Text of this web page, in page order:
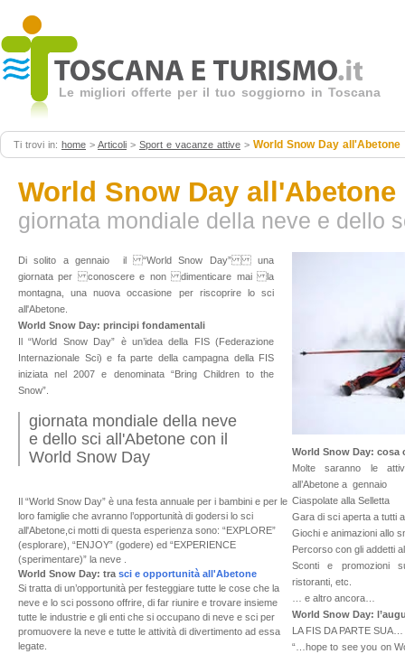
Le migliori offerte per il tuo soggiorno in Toscana
Ti trovi in: home > Articoli > Sport e vacanze attive > World Snow Day all'Abetone
World Snow Day all'Abetone
giornata mondiale della neve e dello
Di solito a gennaio il “World Snow Day” una
giornata per conoscere e non dimenticare mai la
montagna, una nuova occasione per riscoprire lo sci
all'Abetone.
World Snow Day: principi fondamentali
Il “World Snow Day” è un’idea della FIS (Federazione
Internazionale Sci) e fa parte della campagna della FIS
iniziata nel 2007 e denominata “Bring Children to the
Snow”.
giornata mondiale della neve
e dello sci all'Abetone con il
World Snow Day
Il “World Snow Day” è una festa annuale per i bambini e per le
loro famiglie che avranno l’opportunità di godersi lo sci
all'Abetone,ci motti di questa esperienza sono: “EXPLORE”
(esplorare), “ENJOY” (godere) ed “EXPERIENCE
(sperimentare)” la neve .
World Snow Day: tra sci e opportunità all'Abetone
Si tratta di un’opportunità per festeggiare tutte le cose che la
neve e lo sci possono offrire, di far riunire e trovare insieme
tutte le industrie e gli enti che si occupano di neve e sci per
promuovere la neve e tutte le attività di divertimento ad essa
legate.
World Snow Day: cosa
Molte saranno le
all’Abetone a gennaio
Ciaspolate alla Selletta
Gara di sci aperta a tutti
Giochi e animazioni allo
Percorso con gli addetti
Sconti e promozioni
ristoranti, etc.
… e altro ancora…
World Snow Day:
LA FIS DA PARTE SUA…
“…hope to see you on